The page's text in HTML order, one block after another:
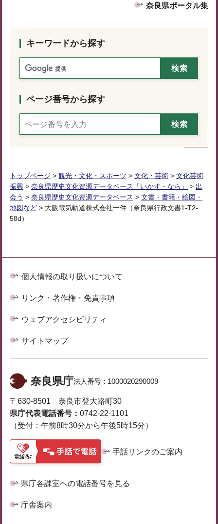
奈良県ポータル集
キーワードから探す
ページ番号から探す
トップページ > 観光・文化・スポーツ > 文化・芸術 > 文化芸術
振興 > 奈良県歴史文化資源データベース「いかす・なら」 > 出
会う > 奈良県歴史文化資源データベース > 文書・書籍・絵図・
地図など > 大阪電気軌道株式会社一件（奈良県行政文書1-T2-
58d）
個人情報の取り扱いについて
リンク・著作権・免責事項
ウェブアクセシビリティ
サイトマップ
奈良県庁法人番号： 1000020290009
〒630-8501 奈良市登大路町30
県庁代表電話番号： 0742-22-1101
（受付：午前8時30分から午後5時15分）
手話リンクのご案内
県庁各課室への電話番号を見る
庁舎案内